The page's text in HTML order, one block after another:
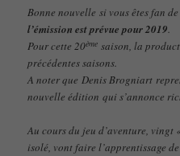
Bonne nouvelle si vous êtes fan de
l’émission est prévue pour 2019.
Pour cette 20ème saison, la
précédentes saisons.
A noter que Denis Brogniart
nouvelle édition qui s’annonce
Au cours du jeu d’aventure,
isolé, vont faire l’apprentissage